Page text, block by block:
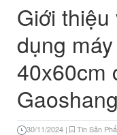
Giới
dụng
40x60cm
Gaoshang
30/11/2024 | Tin Sản